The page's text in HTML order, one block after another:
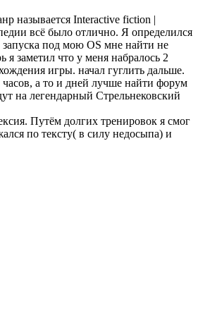
называется Interactive fiction |
всё было отлично. Я определился
запуска под мою OS мне найти не
заметил что у меня набралось 2
игры. начал гуглить дальше.
а то и дней лучше найти форум
на легендарный Стрельнековский
Путём долгих тренировок я смог
по тексту( в силу недосыпа) и